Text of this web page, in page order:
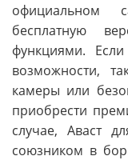
официальном
бесплатную
функциями.
возможности,
камеры или
приобрести
случае, Аваст
союзником в